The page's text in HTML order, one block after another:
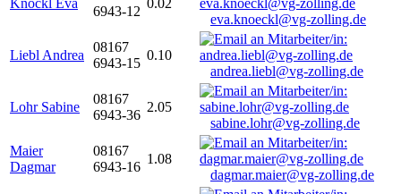
Knöckl Eva
6943-12
0.02
eva.knoeckl@vg-zolling.de
Liebl Andrea
08167
6943-15
0.10
andrea.liebl@vg-zolling.de
Lohr Sabine
08167
6943-36
2.05
sabine.lohr@vg-zolling.de
Maier
Dagmar
08167
6943-16
1.08
dagmar.maier@vg-zolling.de